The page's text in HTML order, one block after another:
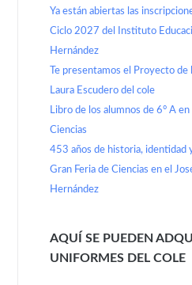
Ya están abiertas las
Ciclo 2027 del Instituto
Hernández
Te presentamos el Proyecto de
Laura Escudero del cole
Libro de los alumnos de 6° A en
Ciencias
453 años de historia, identidad
Gran Feria de Ciencias en el
Hernández
AQUÍ SE PUEDEN
UNIFORMES DEL COLE